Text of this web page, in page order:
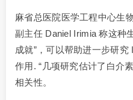
麻省总医院医学工程中心生
副主任 Daniel Irimia 称这种
成就”，可以帮助进一步研
作用. “几项研究估计了白介
相关性。